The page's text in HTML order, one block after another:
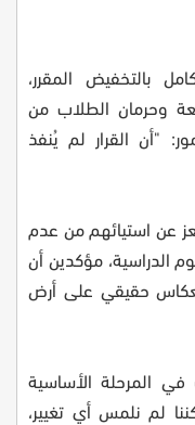
بالتخفيض المقرر،
وحرمان الطلاب من
"أن القرار لم يُنفذ
عن استيائهم من عدم
الدراسية، مؤكدين أن
حقيقي على أرض
المرحلة الأساسية
لم نلمس أي تغيير،